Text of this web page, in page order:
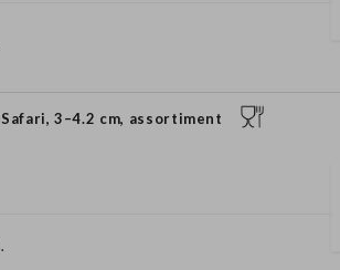
3–4.2 cm, assortiment